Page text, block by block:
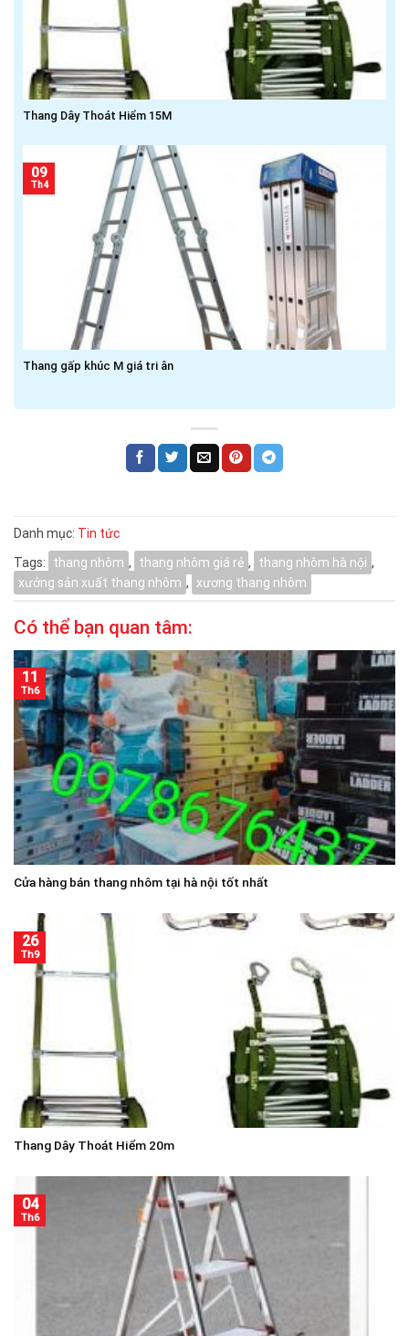
Thang Dây Thoát Hiểm 15M
Thang gấp khúc M giá tri ân
09
Th4
Danh mục: Tin tức
Tags:
thang nhôm , thang nhôm giá rẻ , thang nhôm hà nội ,
xưởng sản xuất thang nhôm , xương thang nhôm
Có thể bạn quan tâm:
Cửa hàng bán thang nhôm tại hà nội tốt nhất
11
Th6
Thang Dây Thoát Hiểm 20m
26
Th9
04
Th6